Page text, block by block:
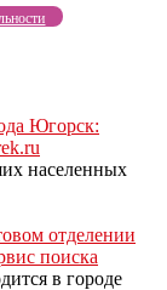
Югорск:
населенных
отделении
поиска
в городе